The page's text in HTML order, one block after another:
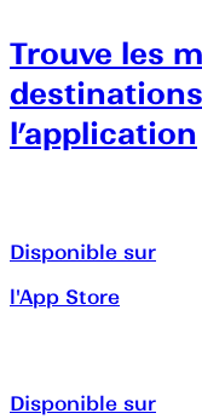
Trouve les
l’application
Disponible sur
l'App Store
Disponible sur